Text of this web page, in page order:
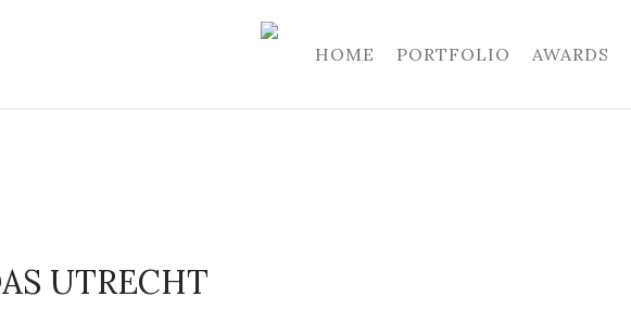
HOME PORTFOLIO AWARDS
UTRECHT